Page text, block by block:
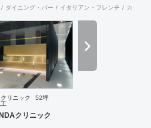
及び動線・デザインをトータルに最良の
すので一度御見積りさせて頂ければ幸
ましては当社ホームページを拝見して
すので！宜しくお願いします。
ダイニング・バー イタリアン・フレンチ カフェ
リニック
52坪
クリニック